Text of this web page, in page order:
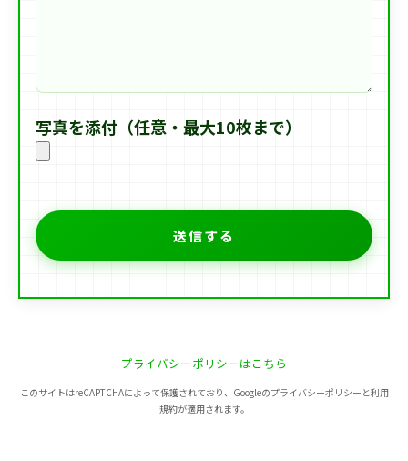
写真を添付（任意・最大10枚まで）
プライバシーポリシーはこちら
このサイトはreCAPTCHAによって保護されており、Googleのプライバシーポリシーと利用
規約が適用されます。